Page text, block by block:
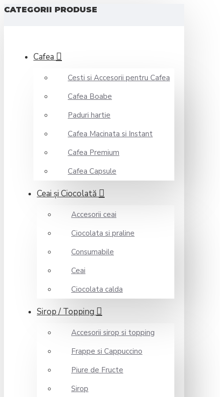
CATEGORII PRODUSE
Cafea
Cesti si Accesorii pentru Cafea
Cafea Boabe
Paduri hartie
Cafea Macinata si Instant
Cafea Premium
Cafea Capsule
Ceai şi Ciocolată
Accesorii ceai
Ciocolata si praline
Consumabile
Ceai
Ciocolata calda
Sirop / Topping
Accesorii sirop si topping
Frappe si Cappuccino
Piure de Fructe
Sirop